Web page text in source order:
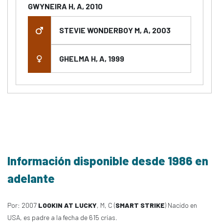
GWYNEIRA H, A, 2010
STEVIE WONDERBOY M, A, 2003
GHELMA H, A, 1999
Información disponible desde 1986 en
adelante
Por: 2007 LOOKIN AT LUCKY, M, C (SMART STRIKE) Nacido en
USA, es padre a la fecha de 615 crías.